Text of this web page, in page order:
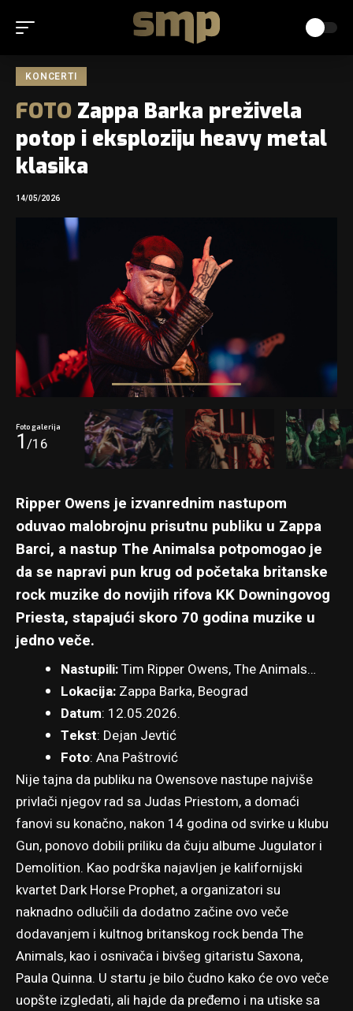
KONCERTI
FOTO Zappa Barka preživela
potop i eksploziju heavy metal
klasika
14/05/2026
Foto galerija
1/16
Ripper Owens je izvanrednim nastupom
oduvao malobrojnu prisutnu publiku u Zappa
Barci, a nastup The Animalsa potpomogao je
da se napravi pun krug od početaka britanske
rock muzike do novijih rifova KK Downingovog
Priesta, stapajući skoro 70 godina muzike u
jedno veče.
Nastupili:Tim Ripper Owens, The Animals…
Lokacija:Zappa Barka, Beograd
Datum: 12.05.2026.
Tekst: Dejan Jevtić
Foto: Ana Paštrović
Nije tajna da publiku na Owensove nastupe najviše
privlači njegov rad sa Judas Priestom, a domaći
fanovi su konačno, nakon 14 godina od svirke u klubu
Gun, ponovo dobili priliku da čuju albume Jugulator i
Demolition. Kao podrška najavljen je kalifornijski
kvartet Dark Horse Prophet, a organizatori su
naknadno odlučili da dodatno začine ovo veče
dodavanjem i kultnog britanskog rock benda The
Animals, kao i osnivača i bivšeg gitaristu Saxona,
Paula Quinna. U startu je bilo čudno kako će ovo veče
uopšte izgledati, ali hajde da pređemo i na utiske sa